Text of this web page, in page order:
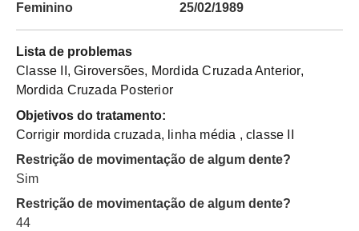
Feminino
25/02/1989
Lista de problemas
Classe II, Giroversões, Mordida Cruzada Anterior,
Mordida Cruzada Posterior
Objetivos do tratamento:
Corrigir mordida cruzada, linha média , classe II
Restrição de movimentação de algum dente?
Sim
Restrição de movimentação de algum dente?
44